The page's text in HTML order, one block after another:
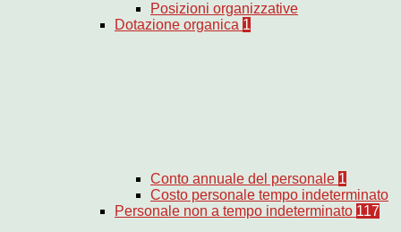
Posizioni organizzative
Dotazione organica 1
Conto annuale del personale 1
Costo personale tempo indeterminato
Personale non a tempo indeterminato 117